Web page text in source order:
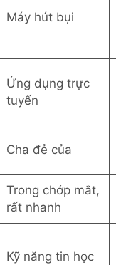
Máy hút bụi
Ứng dụng trực
tuyến
Cha đẻ của
Trong chớp mắt,
rất nhanh
Kỹ năng tin học